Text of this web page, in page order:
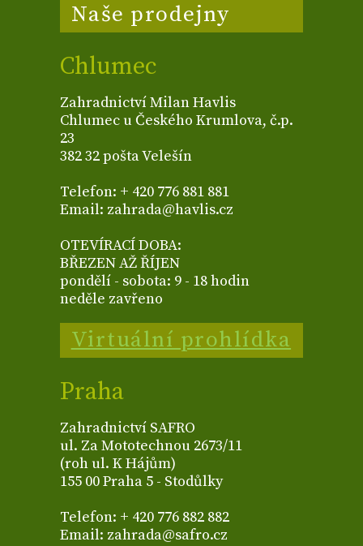
Naše prodejny
Chlumec
Zahradnictví Milan Havlis
Chlumec u Českého Krumlova, č.p.
23
382 32 pošta Velešín
Telefon: + 420 776 881 881
Email: zahrada@havlis.cz
OTEVÍRACÍ DOBA:
BŘEZEN AŽ ŘÍJEN
pondělí - sobota: 9 - 18 hodin
neděle zavřeno
Virtuální prohlídka
Praha
Zahradnictví SAFRO
ul. Za Mototechnou 2673/11
(roh ul. K Hájům)
155 00 Praha 5 - Stodůlky
Telefon: + 420 776 882 882
Email: zahrada@safro.cz